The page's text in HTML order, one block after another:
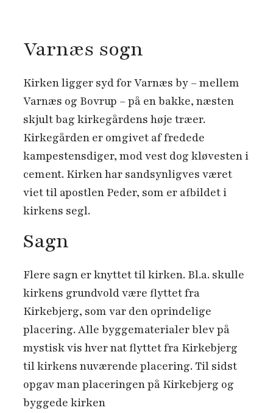
Varnæs sogn
Kirken ligger syd for Varnæs by – mellem
Varnæs og Bovrup – på en bakke, næsten
skjult bag kirkegårdens høje træer.
Kirkegården er omgivet af fredede
kampestensdiger, mod vest dog kløvesten i
cement. Kirken har sandsynligves været
viet til apostlen Peder, som er afbildet i
kirkens segl.
Sagn
Flere sagn er knyttet til kirken. Bl.a. skulle
kirkens grundvold være flyttet fra
Kirkebjerg, som var den oprindelige
placering. Alle byggematerialer blev på
mystisk vis hver nat flyttet fra Kirkebjerg
til kirkens nuværende placering. Til sidst
opgav man placeringen på Kirkebjerg og
byggede kirken